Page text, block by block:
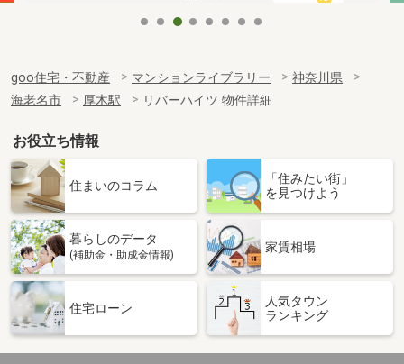
goo住宅・不動産 マンションライブラリー
神奈川県
海老名市
厚木駅 リバーハイツ 物件詳細
お役立ち情報
住まいのコラム
「住みたい街」
を見つけよう
暮らしのデータ
(補助金・助成金情報)
家賃相場
住宅ローン
人気タウン
ランキング